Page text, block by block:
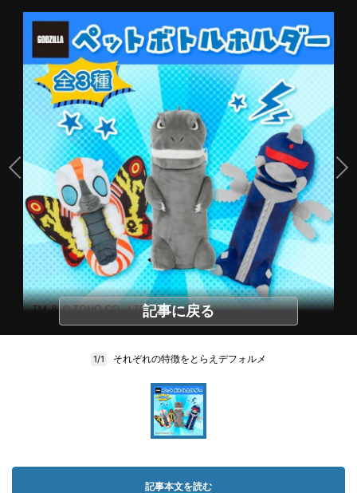
記事に戻る
1/1 それぞれの特徴をとらえデフォルメ
記事本文を読む